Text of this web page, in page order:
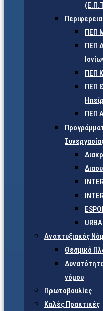
ΠΕΠ
ΠΕΠ
ΠΕΠ
ΠΕΠ
ΠΕΠ
Αναπτυξιακός
Θεσμικό
νόμου
Πρωτοβουλίες
Καλές Πρακτικές